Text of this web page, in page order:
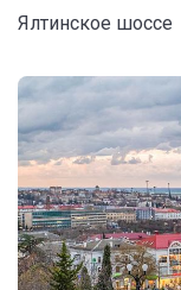
Ялтинское шоссе